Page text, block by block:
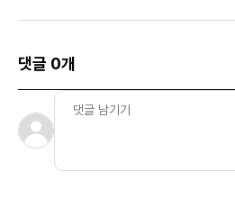
댓글 0개